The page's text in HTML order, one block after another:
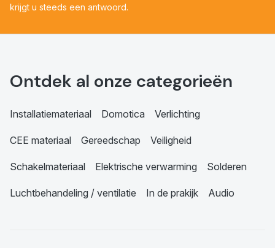
krijgt u steeds een antwoord.
Ontdek al onze categorieën
Installatiemateriaal Domotica Verlichting
CEE materiaal Gereedschap Veiligheid
Schakelmateriaal Elektrische verwarming Solderen
Luchtbehandeling / ventilatie In de prakijk Audio